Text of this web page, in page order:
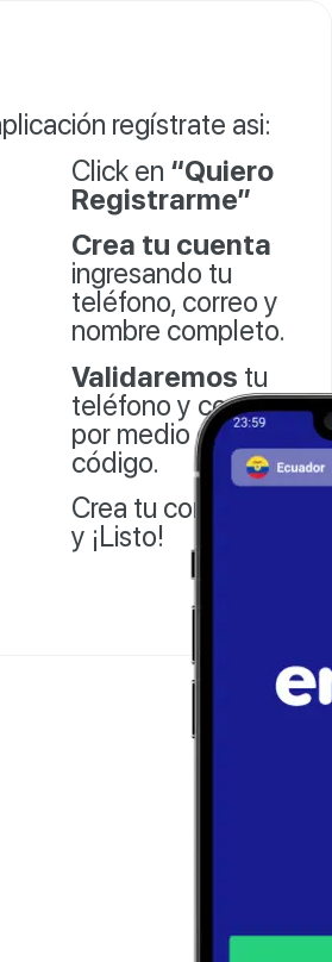
regístrate asi:
Click en “Quiero
Registrarme”
Crea tu cuenta
ingresando tu
teléfono, correo y
nombre completo.
Validaremos tu
teléfono y correo
por medio de un
código.
Crea tu contraseña
y ¡Listo!